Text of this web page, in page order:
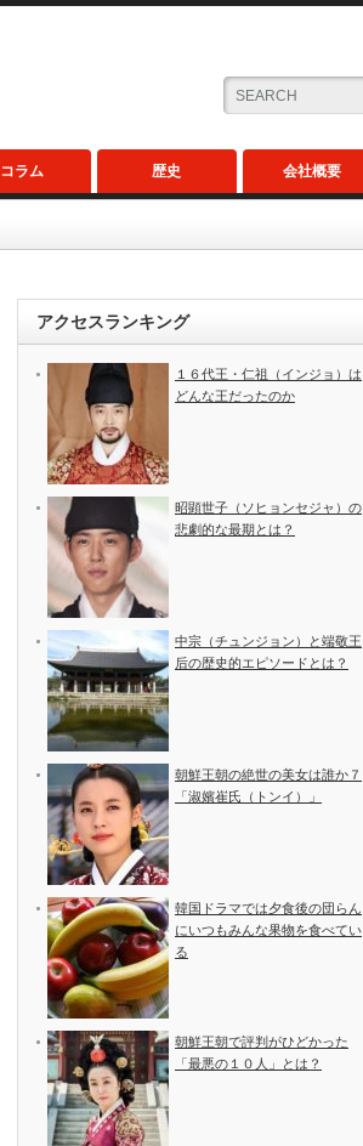
コラム 歴史 会社概要
アクセスランキング
１６代王・仁祖（インジョ）は
どんな王だったのか
昭顕世子（ソヒョンセジャ）の
悲劇的な最期とは？
中宗（チュンジョン）と端敬王
后の歴史的エピソードとは？
朝鮮王朝の絶世の美女は誰か７
「淑嬪崔氏（トンイ）」
韓国ドラマでは夕食後の団らん
にいつもみんな果物を食べてい
る
朝鮮王朝で評判がひどかった
「最悪の１０人」とは？